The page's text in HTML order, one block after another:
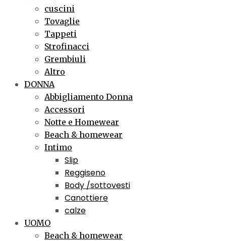
cuscini
Tovaglie
Tappeti
Strofinacci
Grembiuli
Altro
DONNA
Abbigliamento Donna
Accessori
Notte e Homewear
Beach & homewear
Intimo
Slip
Reggiseno
Body /sottovesti
Canottiere
calze
UOMO
Beach & homewear